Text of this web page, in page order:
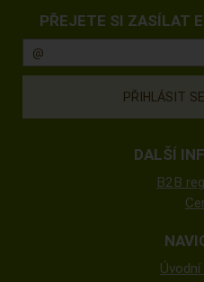
PŘEJETE SI ZASÍLAT
DALŠÍ
B2B